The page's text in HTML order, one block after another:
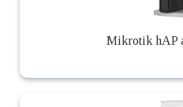
Mikrotik hAP